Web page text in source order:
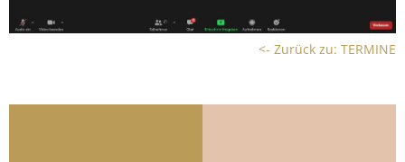
<- Zurück zu: TERMINE